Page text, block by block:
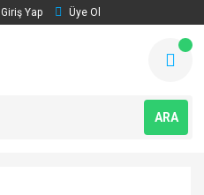
Giriş Yap Üye Ol
ARA